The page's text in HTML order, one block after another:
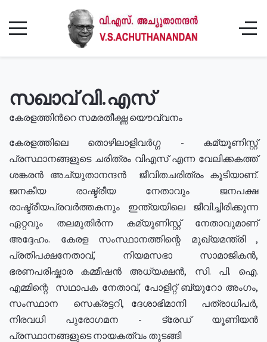
സഖാവ് വി.എസ്
കേരളത്തിൻറെ സമരതീക്ഷ്ണ യൌവ്വനം
കേരളത്തിലെ തൊഴിലാളിവർഗ്ഗ - കമ്യൂണിസ്റ്റ്
പ്രസ്ഥാനങ്ങളുടെ ചരിത്രം വിഎസ് എന്ന വേലിക്കകത്ത്
ശങ്കരൻ അച്യുതാനന്ദൻ ജീവിതചരിത്രം കൂടിയാണ്.
ജനകീയ രാഷ്ട്രീയ നേതാവും ജനപക്ഷ
രാഷ്ട്രീയപ്രവർത്തകനും ഇന്ത്യയിലെ ജീവിച്ചിരിക്കുന്ന
ഏറ്റവും തലമുതിർന്ന കമ്യൂണിസ്റ്റ് നേതാവുമാണ്
അദ്ദേഹം. കേരള സംസ്ഥാനത്തിന്റെ മുഖ്യമന്ത്രി ,
പ്രതിപക്ഷനേതാവ്, നിയമസഭാ സാമാജികൻ,
ഭരണപരിഷ്കാര കമ്മീഷൻ അധ്യക്ഷൻ, സി. പി. ഐ.
എമ്മിന്റെ സഥാപക നേതാവ്, പോളിറ്റ് ബ്യുറോ അംഗം,
സംസ്ഥാന സെക്രട്ടറി, ദേശാഭിമാനി പത്രാധിപർ,
നിരവധി പുരോഗമന - ട്രേഡ് യൂണിയൻ
പ്രസ്ഥാനങ്ങളുടെ നായകത്വം തുടങ്ങി